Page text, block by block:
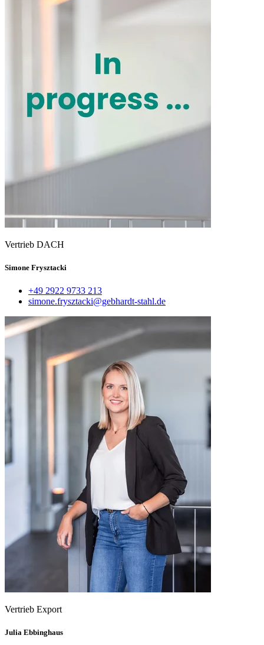
Vertrieb DACH
Simone Frysztacki
+49 2922 9733 213
simone.frysztacki@gebhardt-stahl.de
Vertrieb Export
Julia Ebbinghaus